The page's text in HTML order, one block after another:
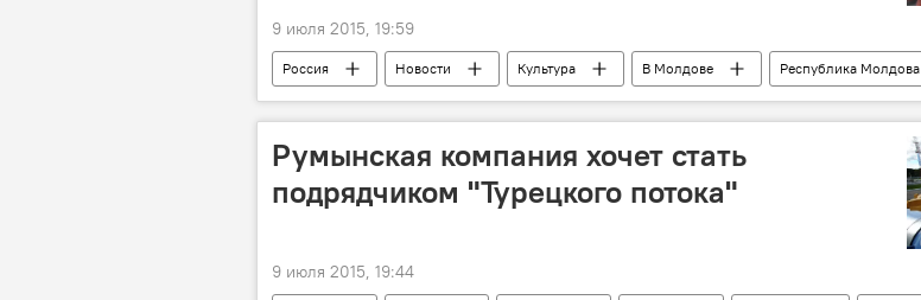
9 июля 2015, 19:59
Россия Новости Культура В Молдове
Республика Молдова
Россия
Игорь Дынга рок гастроли
выступление
Румынская компания хочет стать
подрядчиком "Турецкого потока"
9 июля 2015, 19:44